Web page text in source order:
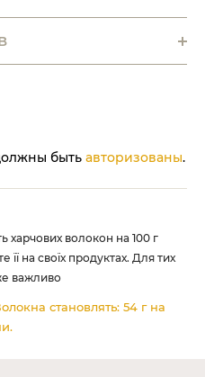
харчових волокон на 100 г
на своїх продуктах. Для тих
важливо
становлять: 54 г на
быть авторизованы.